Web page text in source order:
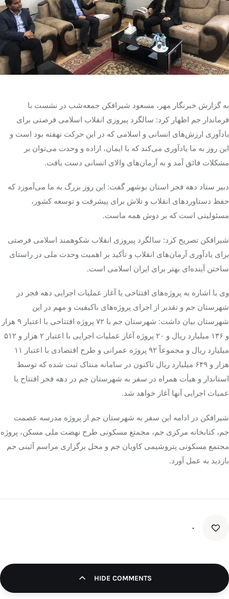
تک کده
پایگاه خبری آبان
خرید موتور ایمپلنت
به گزارش خبرنگار مهر، مسعود شیرافکن جمعه‌شب در نشست با
فرماندار جم اظهار کرد: سالگرد پیروزی انقلاب اسلامی فرصتی برای
یادآوری ارزش‌های انسانی و اسلامی که در این حرکت نهفته بود است و
این روز به ما یادآوری می‌کند که با ایمان، اراده و وحدت می‌توان بر
مشکلات فائق آمد و به آرمان‌های والای انسانی دست یافت.
دبیر ستاد دهه فجر استان بوشهر گفت: این روز بزرگ به ما می‌آموزد که
حفظ دستاوردهای انقلاب و تلاش برای پیشرفت و توسعه کشور،
مسئولیتی است که بر دوش همه ماست.
شیرافکن تصریح کرد: سالگرد پیروزی انقلاب شکوهمند اسلامی فرصتی
برای یادآوری آرمان‌های انقلاب و تأکید بر اهمیت وحدت ملی در راستای
ساختن آینده‌ای بهتر برای ایران اسلامی است.
وی با اشاره به پروژه‌های افتتاحی یا آغاز عملیات اجرایی دهه فجر در
شهرستان جم و تقدیر از اجرای پروژه‌های باکیفیت و مهم در این
شهرستان بیان داشت: شهرستان جم با ۷۲ پروژه افتتاحی با اعتبار ۹ هزار
و ۱۳۶ میلیارد ریال و ۲۰ پروژه آغاز عملیات اجرایی با اعتبار ۲ هزار و ۵۱۲
میلیارد ریال و مجموعاً ۹۲ پروژه عمرانی و طرح اقتصادی با اعتبار ۱۱
هزار و ۶۴۹ میلیارد ریال تاکنون در سامانه
منتاک ثبت شده که توسط
استاندار و هیأت همراه در سفر به شهرستان جم در دهه فجر افتتاح یا
عمیات اجرایی آنها آغاز خواهد شد.
شیرافکن در ادامه این سفر به شهرستان جم از پروژه مدرسه عصمت
جم، کتابخانه مرکزی جم، مجمتع مسکونی طرح نهضت ملی مسکن، پروژه
مجتمع مسکونی پتروشیمی کاویان جم و محل برگزاری مراسم آئینی جم
بازدید به عمل آورد.
۰
HIDE COMMENTS